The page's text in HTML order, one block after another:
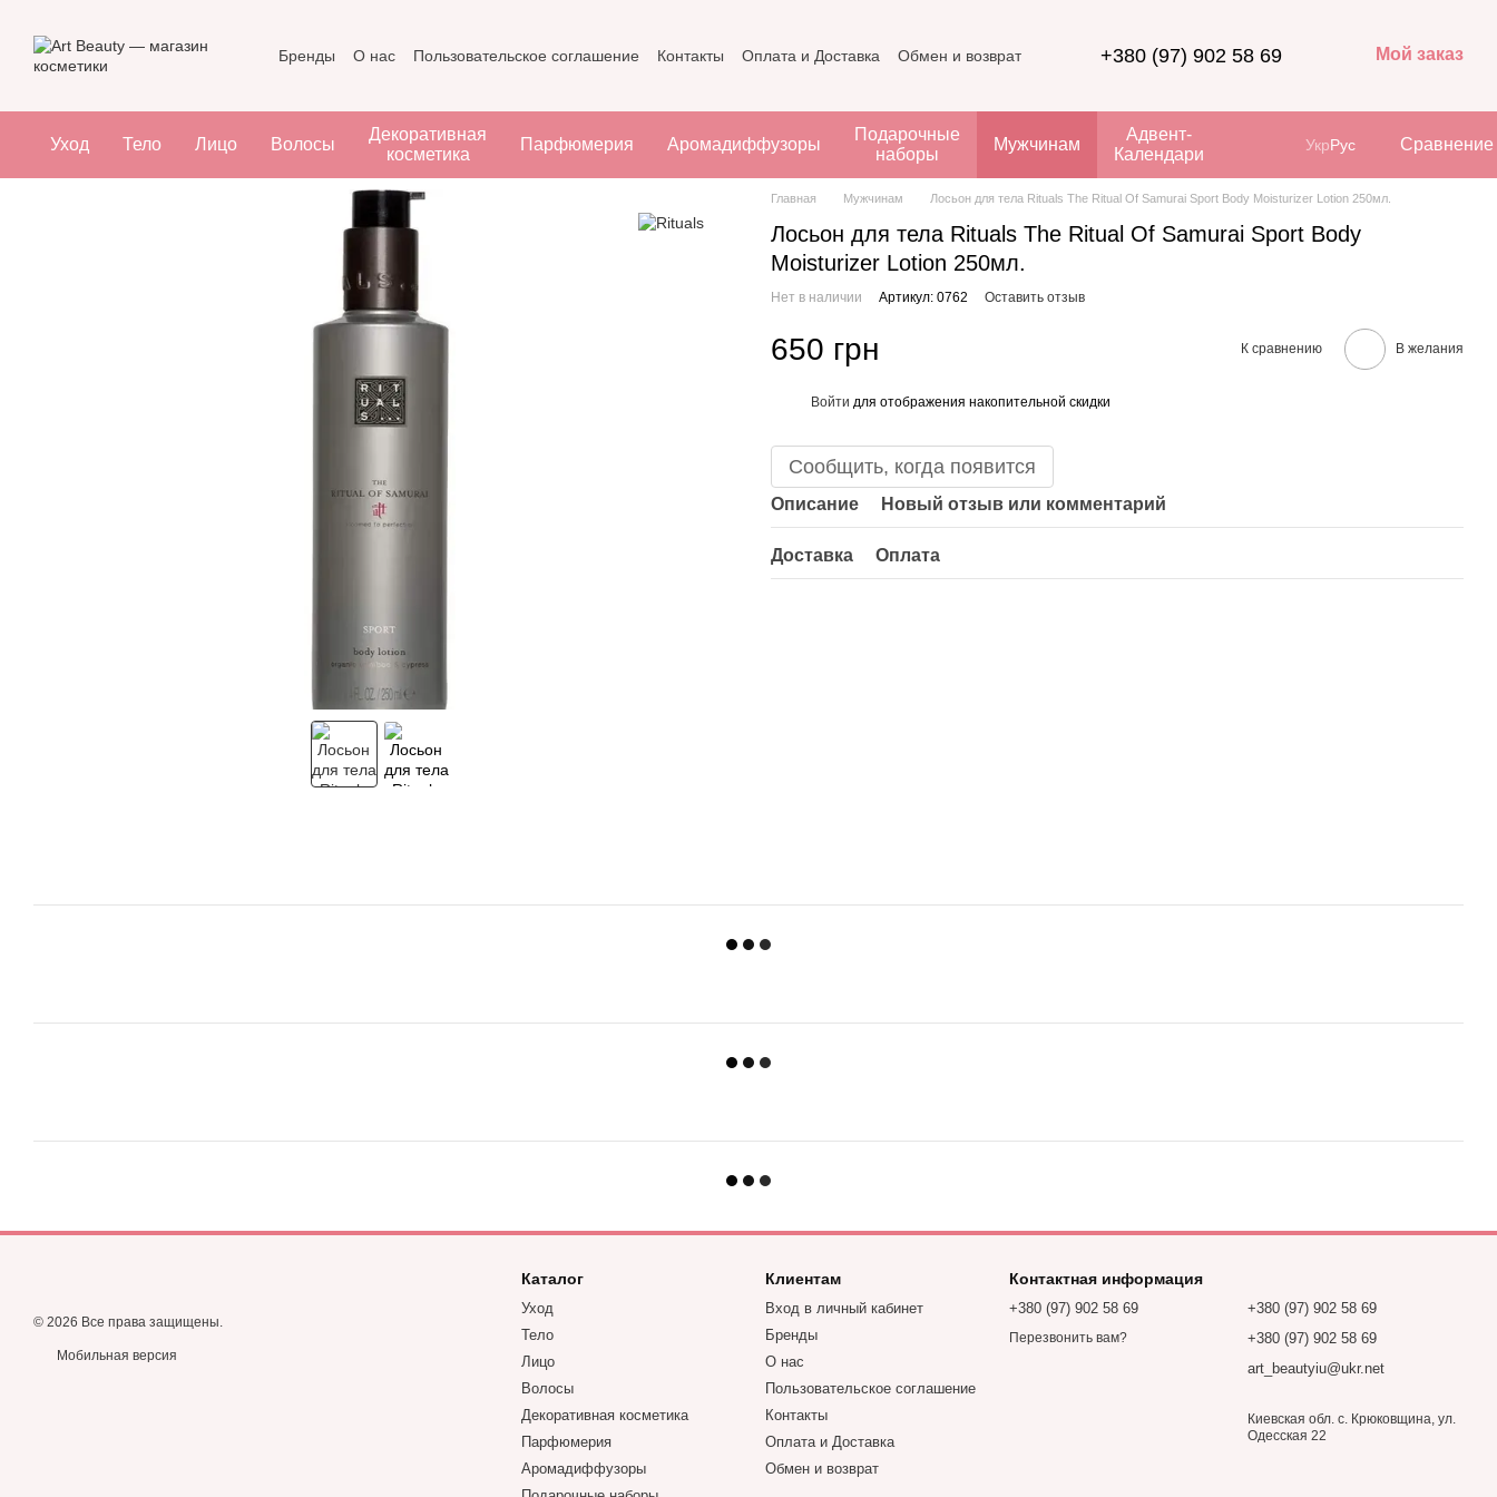
Бренды О нас Пользовательское соглашение Контакты Оплата и Доставка Обмен и возврат +380 (97) 902 58 69 Мой заказ
Уход Тело Лицо Волосы
Декоративная
косметика
Парфюмерия Аромадиффузоры
Подарочные
наборы
Мужчинам
Адвент-
Календари
УкрРус Сравнение
Главная Мужчинам Лосьон для тела Rituals The Ritual Of Samurai Sport Body Moisturizer Lotion 250мл.
Лосьон для тела Rituals The Ritual Of Samurai Sport Body
Moisturizer Lotion 250мл.
Нет в наличии Артикул: 0762 Оставить отзыв
650 грн К сравнению В желания
Войти для отображения накопительной скидки
Сообщить, когда появится
Описание Новый отзыв или комментарий
Доставка Оплата
© 2026 Все права защищены.
Мобильная версия
Каталог
Уход
Тело
Лицо
Волосы
Декоративная косметика
Парфюмерия
Аромадиффузоры
Клиентам
Вход в личный кабинет
Бренды
О нас
Пользовательское соглашение
Контакты
Оплата и Доставка
Обмен и возврат
Контактная информация
+380 (97) 902 58 69
Перезвонить вам?
+380 (97) 902 58 69
+380 (97) 902 58 69
art_beautyiu@ukr.net
Киевская обл. с. Крюковщина, ул.
Одесская 22